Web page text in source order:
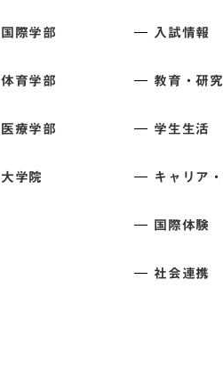
国際学部
体育学部
医療学部
大学院
入試情報
教育・研究
学生生活
キャリア
国際体験
社会連携